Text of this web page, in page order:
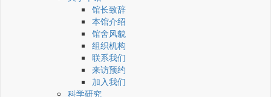
馆长致辞
本馆介绍
馆舍风貌
组织机构
联系我们
来访预约
加入我们
科学研究